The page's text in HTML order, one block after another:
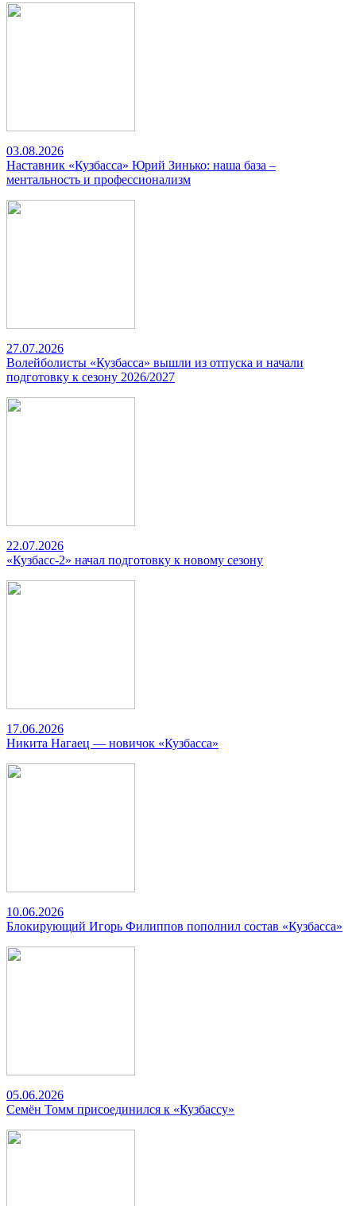
03.08.2026
Наставник «Кузбасса» Юрий Зинько: наша база –
ментальность и профессионализм
27.07.2026
Волейболисты «Кузбасса» вышли из отпуска и начали
подготовку к сезону 2026/2027
22.07.2026
«Кузбасс-2» начал подготовку к новому сезону
17.06.2026
Никита Нагаец — новичок «Кузбасса»
10.06.2026
Блокирующий Игорь Филиппов пополнил состав «Кузбасса»
05.06.2026
Семён Томм присоединился к «Кузбассу»